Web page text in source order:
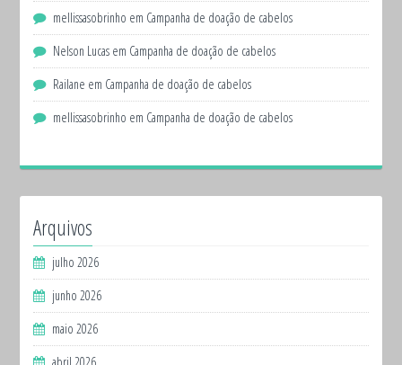
mellissasobrinho em Campanha de doação de cabelos
Nelson Lucas em Campanha de doação de cabelos
Railane em Campanha de doação de cabelos
mellissasobrinho em Campanha de doação de cabelos
Arquivos
julho 2026
junho 2026
maio 2026